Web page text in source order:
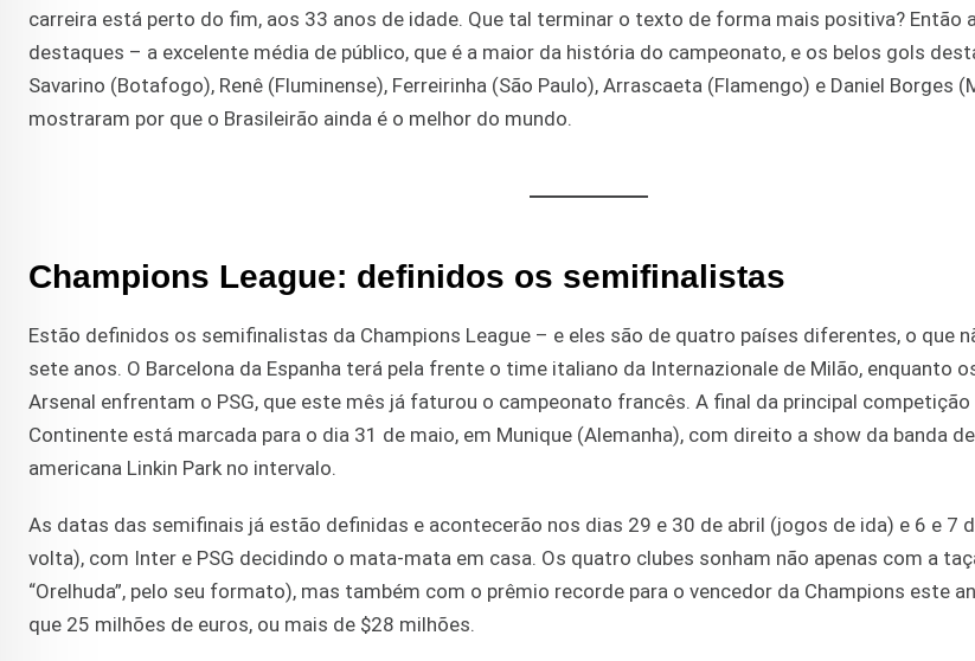
carreira está perto do fim, aos 33 anos de idade. Que tal terminar o texto de forma mais positiva? Então
destaques – a excelente média de público, que é a maior da história do campeonato, e os belos gols
Savarino (Botafogo), Renê (Fluminense), Ferreirinha (São Paulo), Arrascaeta (Flamengo) e Daniel Borges
mostraram por que o Brasileirão ainda é o melhor do mundo.
Champions League: definidos os semifinalistas
Estão definidos os semifinalistas da Champions League – e eles são de quatro países diferentes, o que
sete anos. O Barcelona da Espanha terá pela frente o time italiano da Internazionale de Milão, enquanto
Arsenal enfrentam o PSG, que este mês já faturou o campeonato francês. A final da principal competição
Continente está marcada para o dia 31 de maio, em Munique (Alemanha), com direito a show da banda
americana Linkin Park no intervalo.
As datas das semifinais já estão definidas e acontecerão nos dias 29 e 30 de abril (jogos de ida) e 6 e 7
volta), com Inter e PSG decidindo o mata-mata em casa. Os quatro clubes sonham não apenas com a
“Orelhuda”, pelo seu formato), mas também com o prêmio recorde para o vencedor da Champions este
que 25 milhões de euros, ou mais de $28 milhões.